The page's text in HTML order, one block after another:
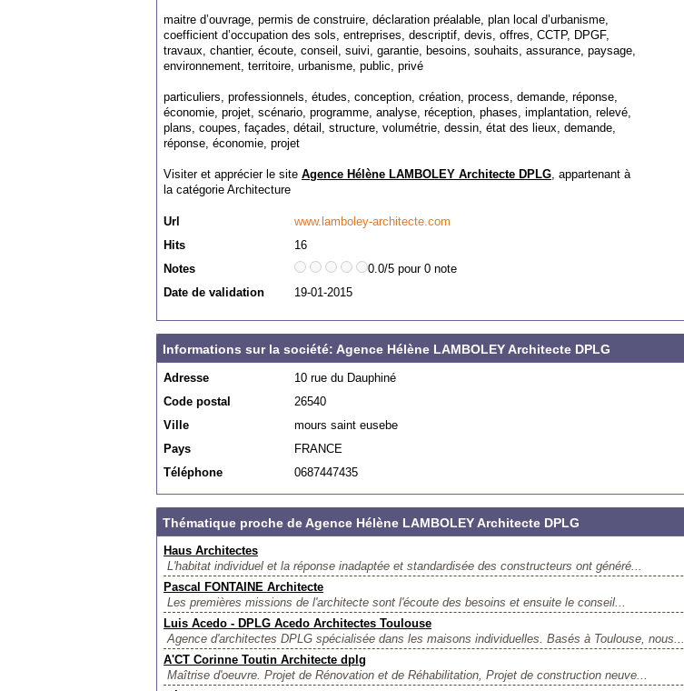
maitre d’ouvrage, permis de construire, déclaration préalable, plan local d’urbanisme,
coefficient d’occupation des sols, entreprises, descriptif, devis, offres, CCTP, DPGF,
travaux, chantier, écoute, conseil, suivi, garantie, besoins, souhaits, assurance, paysage,
environnement, territoire, urbanisme, public, privé
particuliers, professionnels, études, conception, création, process, demande, réponse,
économie, projet, scénario, programme, analyse, réception, phases, implantation, relevé,
plans, coupes, façades, détail, structure, volumétrie, dessin, état des lieux, demande,
réponse, économie, projet
Visiter et apprécier le site Agence Hélène LAMBOLEY Architecte DPLG, appartenant à
la catégorie Architecture
Url
www.lamboley-architecte.com
Hits
16
Notes
0.0/5 pour 0 note
Date de validation
19-01-2015
Informations sur la société: Agence Hélène LAMBOLEY Architecte DPLG
Adresse
10 rue du Dauphiné
Code postal
26540
Ville
mours saint eusebe
Pays
FRANCE
Téléphone
0687447435
Thématique proche de Agence Hélène LAMBOLEY Architecte DPLG
Haus Architectes
L'habitat individuel et la réponse inadaptée et standardisée des constructeurs ont généré...
Pascal FONTAINE Architecte
Les premières missions de l'architecte sont l'écoute des besoins et ensuite le conseil...
Luis Acedo - DPLG Acedo Architectes Toulouse
Agence d'architectes DPLG spécialisée dans les maisons individuelles. Basés à Toulouse, nous...
A'CT Corinne Toutin Architecte dplg
Maîtrise d'oeuvre. Projet de Rénovation et de Réhabilitation, Projet de construction neuve...